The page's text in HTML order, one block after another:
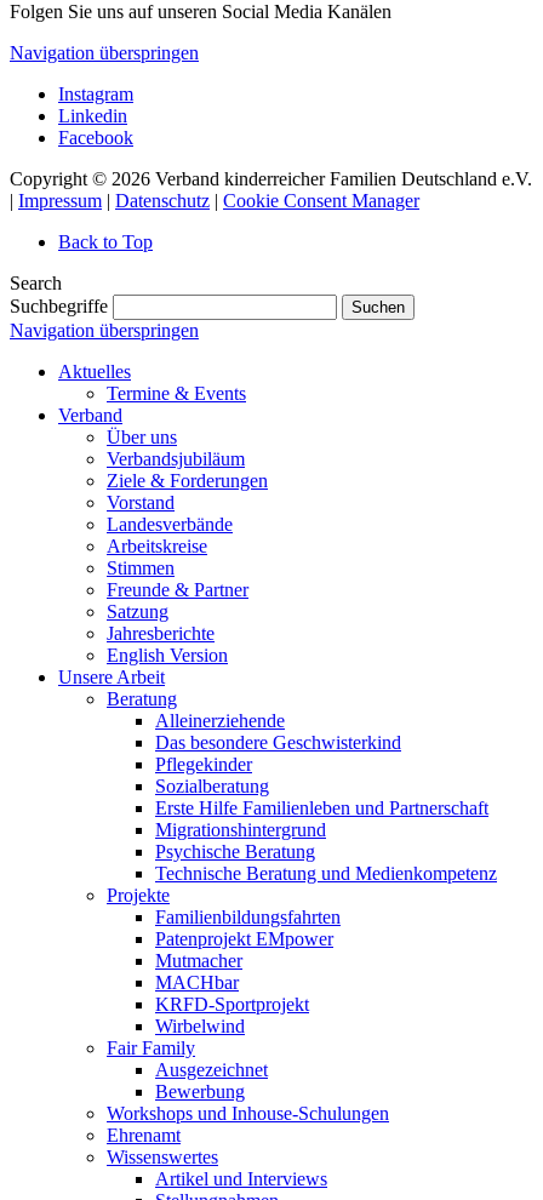
Folgen Sie uns auf unseren Social Media Kanälen
Navigation überspringen
Instagram
Linkedin
Facebook
Copyright © 2026 Verband kinderreicher Familien Deutschland e.V.
| Impressum | Datenschutz | Cookie Consent Manager
Back to Top
Search
Suchbegriffe
Suchen
Navigation überspringen
Aktuelles
Termine & Events
Verband
Über uns
Verbandsjubiläum
Ziele & Forderungen
Vorstand
Landesverbände
Arbeitskreise
Stimmen
Freunde & Partner
Satzung
Jahresberichte
English Version
Unsere Arbeit
Beratung
Alleinerziehende
Das besondere Geschwisterkind
Pflegekinder
Sozialberatung
Erste Hilfe Familienleben und Partnerschaft
Migrationshintergrund
Psychische Beratung
Technische Beratung und Medienkompetenz
Projekte
Familienbildungsfahrten
Patenprojekt EMpower
Mutmacher
MACHbar
KRFD-Sportprojekt
Wirbelwind
Fair Family
Ausgezeichnet
Bewerbung
Workshops und Inhouse-Schulungen
Ehrenamt
Wissenswertes
Artikel und Interviews